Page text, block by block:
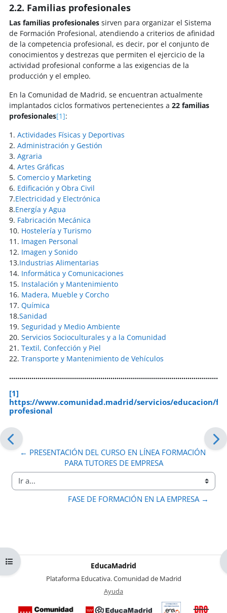
Abrir índice del curso
2.2. Familias profesionales
Las familias profesionales sirven para organizar el Sistema
de Formación Profesional, atendiendo a criterios de afinidad
de la competencia profesional, es decir, por el conjunto de
conocimientos y destrezas que permiten el ejercicio de la
actividad profesional conforme a las exigencias de la
producción y el empleo.
En la Comunidad de Madrid, se encuentran actualmente
implantados ciclos formativos pertenecientes a 22 familias
profesionales[1]:
1. Actividades Físicas y Deportivas
2. Administración y Gestión
3. Agraria
4. Artes Gráficas
5. Comercio y Marketing
6. Edificación y Obra Civil
7.Electricidad y Electrónica
8.Energía y Agua
9. Fabricación Mecánica
10. Hostelería y Turismo
11. Imagen Personal
12. Imagen y Sonido
13.Industrias Alimentarias
14. Informática y Comunicaciones
15. Instalación y Mantenimiento
16. Madera, Mueble y Corcho
17. Química
18.Sanidad
19. Seguridad y Medio Ambiente
20. Servicios Socioculturales y a la Comunidad
21. Textil, Confección y Piel
22. Transporte y Mantenimiento de Vehículos
[1]
https://www.comunidad.madrid/servicios/educacion/
profesional
← PRESENTACIÓN DEL CURSO EN LÍNEA FORMACIÓN
PARA TUTORES DE EMPRESA
Ir a...
FASE DE FORMACIÓN EN LA EMPRESA →
EducaMadrid
Plataforma Educativa. Comunidad de Madrid
Ayuda
Certificación
de